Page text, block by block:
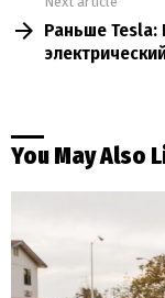
Раньше Tesla:
You May Also